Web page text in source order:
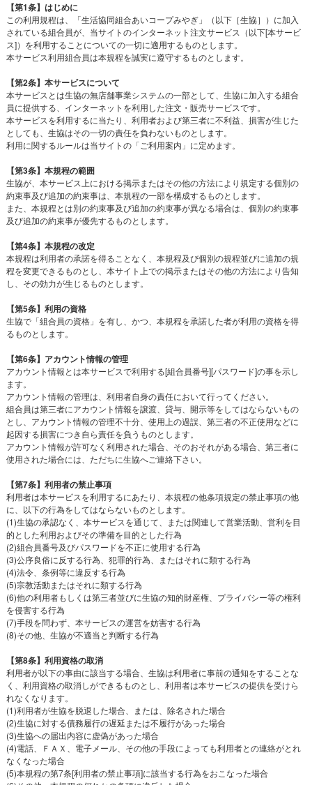
【第1条】はじめに
この利用規程は、「生活協同組合あいコープみやぎ」（以下［生協］）に加入
されている組合員が、当サイトのインターネット注文サービス（以下[本サービ
ス]）を利用することについての一切に適用するものとします。
本サービス利用組合員は本規程を誠実に遵守するものとします。
【第2条】本サービスについて
本サービスとは生協の無店舗事業システムの一部として、生協に加入する組合
員に提供する、インターネットを利用した注文・販売サービスです。
本サービスを利用するに当たり、利用者および第三者に不利益、損害が生じた
としても、生協はその一切の責任を負わないものとします。
利用に関するルールは当サイトの「ご利用案内」に定めます。
【第3条】本規程の範囲
生協が、本サービス上における掲示またはその他の方法により規定する個別の
約束事及び追加の約束事は、本規程の一部を構成するものとします。
また、本規程とは別の約束事及び追加の約束事が異なる場合は、個別の約束事
及び追加の約束事が優先するものとします。
【第4条】本規程の改定
本規程は利用者の承諾を得ることなく、本規程及び個別の規程並びに追加の規
程を変更できるものとし、本サイト上での掲示またはその他の方法により告知
し、その効力が生じるものとします。
【第5条】利用の資格
生協で「組合員の資格」を有し、かつ、本規程を承諾した者が利用の資格を得
るものとします。
【第6条】アカウント情報の管理
アカウント情報とは本サービスで利用する[組合員番号][パスワード]の事を示し
ます。
アカウント情報の管理は、利用者自身の責任において行ってください。
組合員は第三者にアカウント情報を譲渡、貸与、開示等をしてはならないもの
とし、アカウント情報の管理不十分、使用上の過誤、第三者の不正使用などに
起因する損害につき自ら責任を負うものとします。
アカウント情報が許可なく利用された場合、そのおそれがある場合、第三者に
使用された場合には、ただちに生協へご連絡下さい。
【第7条】利用者の禁止事項
利用者は本サービスを利用するにあたり、本規程の他条項規定の禁止事項の他
に、以下の行為をしてはならないものとします。
(1)生協の承認なく、本サービスを通じて、または関連して営業活動、営利を目
的とした利用およびその準備を目的とした行為
(2)組合員番号及びパスワードを不正に使用する行為
(3)公序良俗に反する行為、犯罪的行為、またはそれに類する行為
(4)法令、条例等に違反する行為
(5)宗教活動またはそれに類する行為
(6)他の利用者もしくは第三者並びに生協の知的財産権、プライバシー等の権利
を侵害する行為
(7)手段を問わず、本サービスの運営を妨害する行為
(8)その他、生協が不適当と判断する行為
【第8条】利用資格の取消
利用者が以下の事由に該当する場合、生協は利用者に事前の通知をすることな
く、利用資格の取消しができるものとし、利用者は本サービスの提供を受けら
れなくなります。
(1)利用者が生協を脱退した場合、または、除名された場合
(2)生協に対する債務履行の遅延または不履行があった場合
(3)生協への届出内容に虚偽があった場合
(4)電話、ＦＡＸ、電子メール、その他の手段によっても利用者との連絡がとれ
なくなった場合
(5)本規程の第7条[利用者の禁止事項]に該当する行為をおこなった場合